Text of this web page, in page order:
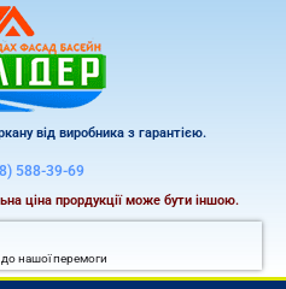
від виробника з гарантією.
588-39-69
ціна прордукції може бути іншою.
нашої перемоги